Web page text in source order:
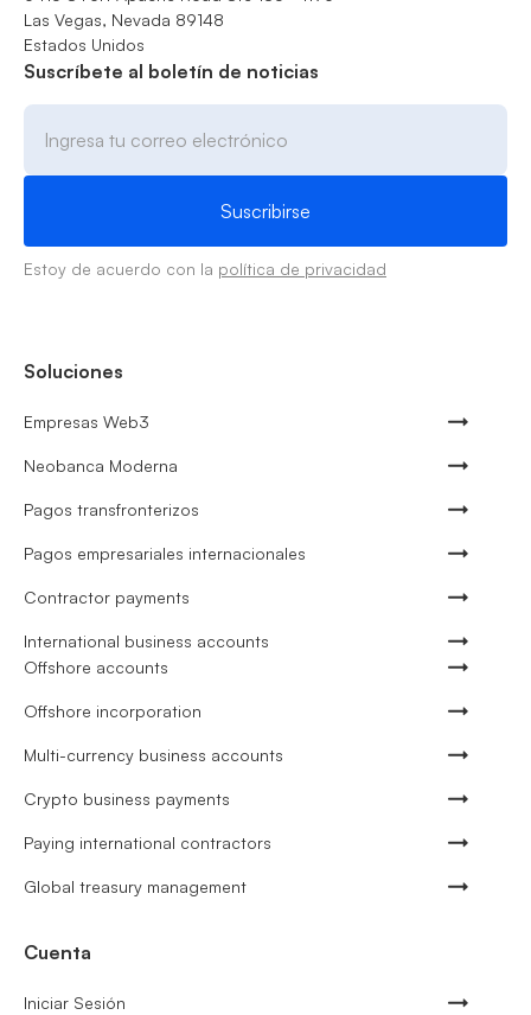
Las Vegas, Nevada 89148
Estados Unidos
Suscríbete al boletín de noticias
Estoy de acuerdo con la política de privacidad
Soluciones
Empresas Web3
Neobanca Moderna
Pagos transfronterizos
Pagos empresariales internacionales
Contractor payments
International business accounts
Offshore accounts
Offshore incorporation
Multi-currency business accounts
Crypto business payments
Paying international contractors
Global treasury management
Cuenta
Iniciar Sesión